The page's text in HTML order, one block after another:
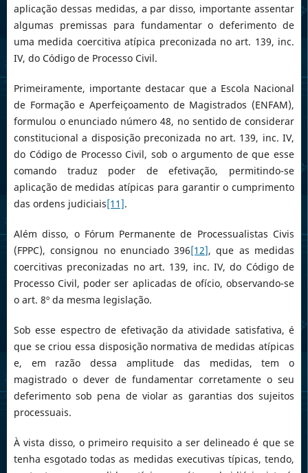
aplicação dessas medidas, a par disso, importante assentar
algumas premissas para fundamentar o deferimento de
uma medida coercitiva atípica preconizada no art. 139, inc.
IV, do Código de Processo Civil.
Primeiramente, importante destacar que a Escola Nacional
de Formação e Aperfeiçoamento de Magistrados (ENFAM),
formulou o enunciado número 48, no sentido de considerar
constitucional a disposição preconizada no art. 139, inc. IV,
do Código de Processo Civil, sob o argumento de que esse
comando traduz poder de efetivação, permitindo-se
aplicação de medidas atípicas para garantir o cumprimento
das ordens judiciais[11].
Além disso, o Fórum Permanente de Processualistas Civis
(FPPC), consignou no enunciado 396[12], que as medidas
coercitivas preconizadas no art. 139, inc. IV, do Código de
Processo Civil, poder ser aplicadas de ofício, observando-se
o art. 8º da mesma legislação.
Sob esse espectro de efetivação da atividade satisfativa, é
que se criou essa disposição normativa de medidas atípicas
e, em razão dessa amplitude das medidas, tem o
magistrado o dever de fundamentar corretamente o seu
deferimento sob pena de violar as garantias dos sujeitos
processuais.
À vista disso, o primeiro requisito a ser delineado é que se
tenha esgotado todas as medidas executivas típicas, tendo,